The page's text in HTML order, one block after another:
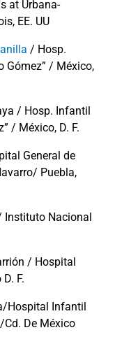
at Urbana-
EE. UU
/ Hosp.
Gómez” / México,
/ Hosp. Infantil
/ México, D. F.
General de
Puebla,
Instituto Nacional
/ Hospital
F.
Hospital Infantil
Cd. De México